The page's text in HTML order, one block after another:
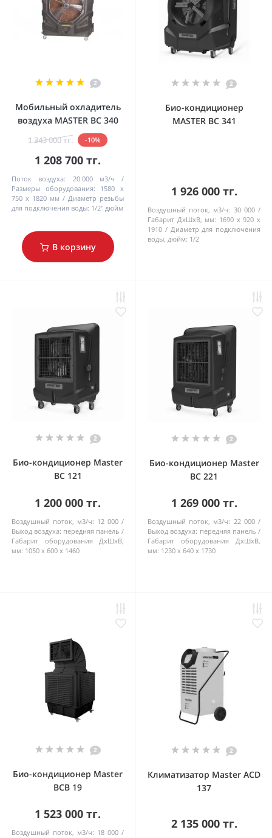
2
Мобильный охладитель
воздуха MASTER BC 340
1 343 000 тг. -10%
1 208 700 тг.
Поток воздуха:
20.000 м3/ч
Pазмеры оборудования:
1580 x
750 x 1820 мм
Диаметр резьбы
для подключения воды: 1/2'' дюйм
В корзину
2
Био-кондиционер
MASTER BC 341
1 926 000 тг.
Воздушный поток, м3/ч: 30 000
Габарит ДхШхВ, мм: 1690 x 920 x
1910
Диаметр для подключения
воды, дюйм: 1/2
2
Био-кондиционер Master
BC 121
1 200 000 тг.
Воздушный поток, м3/ч: 12 000
Выход воздуха: передняя панель
Габарит оборудования ДхШхВ,
мм: 1050 x 600 x 1460
2
Био-кондиционер Master
BC 221
1 269 000 тг.
Воздушный поток, м3/ч: 22 000
Выход воздуха: передняя панель
Габарит оборудования ДхШхВ,
мм: 1230 x 640 x 1730
2
Био-кондиционер Master
BCB 19
1 523 000 тг.
Воздушный поток, м3/ч: 18 000
2
Климатизатор Master ACD
137
2 135 000 тг.